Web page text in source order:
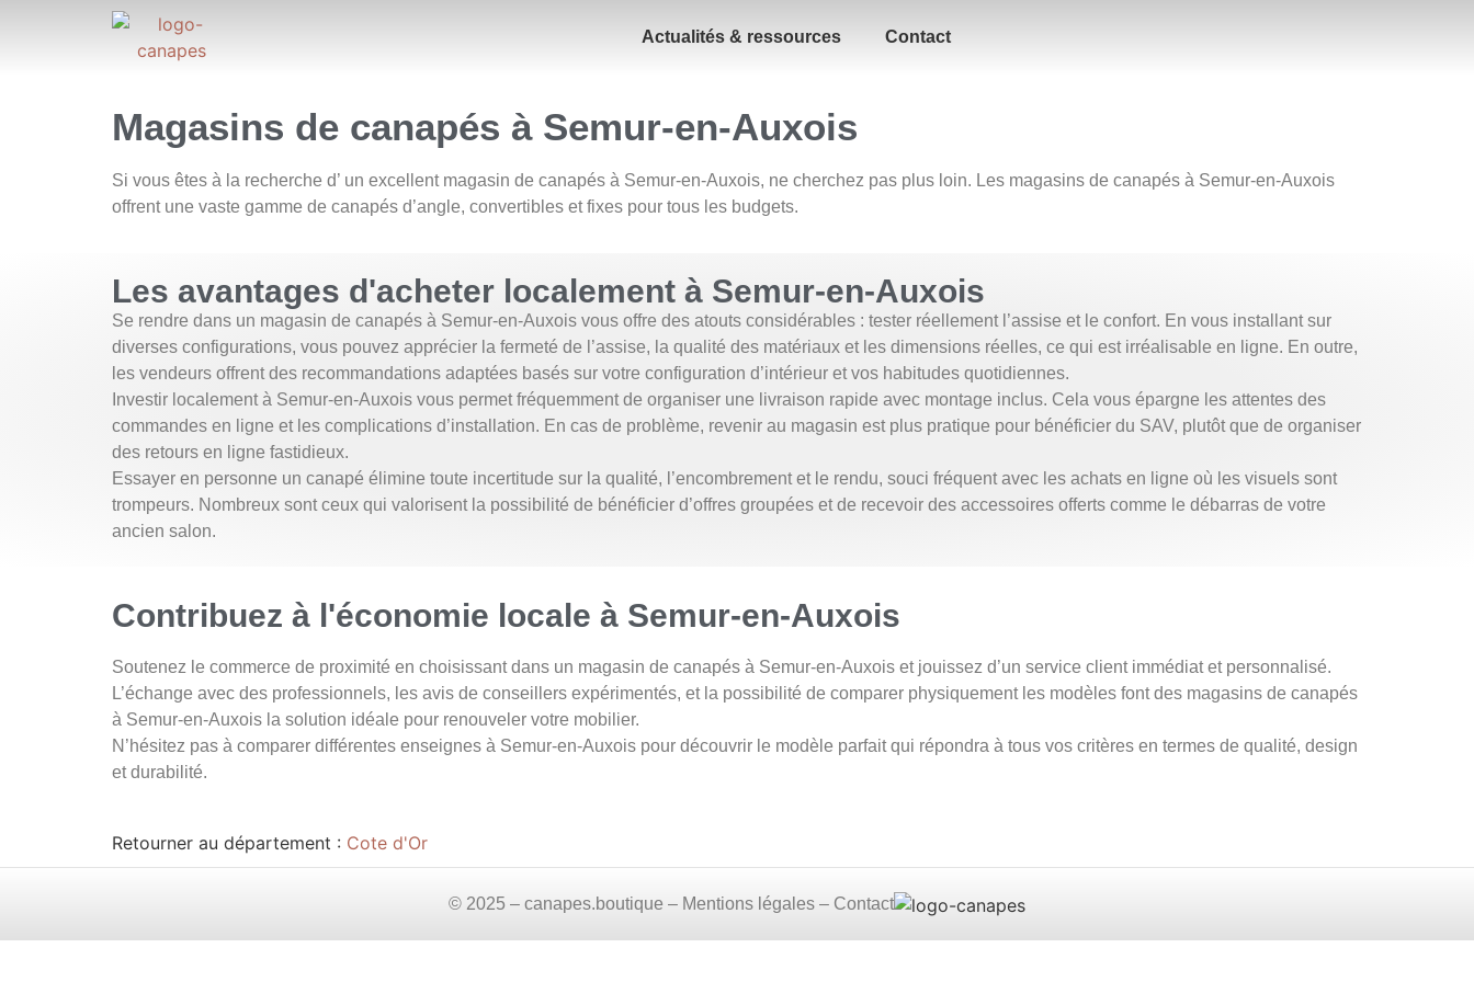
Actualités & ressources Contact
Magasins de canapés à Semur-en-Auxois
Si vous êtes à la recherche d’ un excellent magasin de canapés à Semur-en-Auxois, ne cherchez pas plus loin. Les magasins de canapés à Semur-en-Auxois
offrent une vaste gamme de canapés d’angle, convertibles et fixes pour tous les budgets.
Les avantages d'acheter localement à Semur-en-Auxois
Se rendre dans un magasin de canapés à Semur-en-Auxois vous offre des atouts considérables : tester réellement l’assise et le confort. En vous installant sur
diverses configurations, vous pouvez apprécier la fermeté de l’assise, la qualité des matériaux et les dimensions réelles, ce qui est irréalisable en ligne. En outre,
les vendeurs offrent des recommandations adaptées basés sur votre configuration d’intérieur et vos habitudes quotidiennes.
Investir localement à Semur-en-Auxois vous permet fréquemment de organiser une livraison rapide avec montage inclus. Cela vous épargne les attentes des
commandes en ligne et les complications d’installation. En cas de problème, revenir au magasin est plus pratique pour bénéficier du SAV, plutôt que de organiser
des retours en ligne fastidieux.
Essayer en personne un canapé élimine toute incertitude sur la qualité, l’encombrement et le rendu, souci fréquent avec les achats en ligne où les visuels sont
trompeurs. Nombreux sont ceux qui valorisent la possibilité de bénéficier d’offres groupées et de recevoir des accessoires offerts comme le débarras de votre
ancien salon.
Contribuez à l'économie locale à Semur-en-Auxois
Soutenez le commerce de proximité en choisissant dans un magasin de canapés à Semur-en-Auxois et jouissez d’un service client immédiat et personnalisé.
L’échange avec des professionnels, les avis de conseillers expérimentés, et la possibilité de comparer physiquement les modèles font des magasins de canapés
à Semur-en-Auxois la solution idéale pour renouveler votre mobilier.
N’hésitez pas à comparer différentes enseignes à Semur-en-Auxois pour découvrir le modèle parfait qui répondra à tous vos critères en termes de qualité, design
et durabilité.
Retourner au département : Cote d'Or
© 2025 – canapes.boutique – Mentions légales – Contact